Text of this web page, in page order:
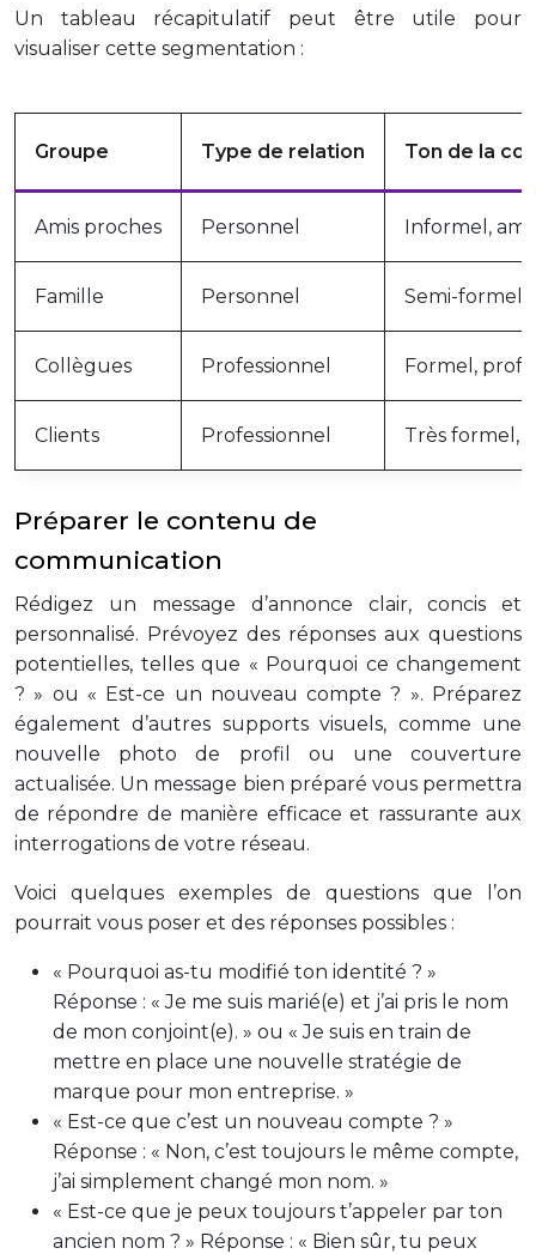
Un tableau récapitulatif peut être utile pour
visualiser cette segmentation :
Groupe Type de relation Ton de la
Amis proches Personnel Informel,
Famille Personnel Semi-formel,
Collègues Professionnel Formel,
Clients Professionnel Très formel,
Préparer le contenu de
communication
Rédigez un message d’annonce clair, concis et
personnalisé. Prévoyez des réponses aux questions
potentielles, telles que « Pourquoi ce changement
? » ou « Est-ce un nouveau compte ? ». Préparez
également d’autres supports visuels, comme une
nouvelle photo de profil ou une couverture
actualisée. Un message bien préparé vous permettra
de répondre de manière efficace et rassurante aux
interrogations de votre réseau.
Voici quelques exemples de questions que l’on
pourrait vous poser et des réponses possibles :
« Pourquoi as-tu modifié ton identité ? »
Réponse : « Je me suis marié(e) et j’ai pris le nom
de mon conjoint(e). » ou « Je suis en train de
mettre en place une nouvelle stratégie de
marque pour mon entreprise. »
« Est-ce que c’est un nouveau compte ? »
Réponse : « Non, c’est toujours le même compte,
j’ai simplement changé mon nom. »
« Est-ce que je peux toujours t’appeler par ton
ancien nom ? » Réponse : « Bien sûr, tu peux